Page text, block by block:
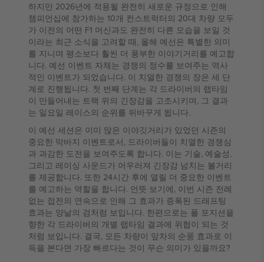
하지만 2026년에 적용될 완전히 새로운 규정으로 인해
챔피언십에 참가하는 10개 컨스트럭터의 20대 차량 모두
가 이전의 어떤 F1 머신과도 완전히 다른 모습을 보일 것
이라는 최근 소식을 고려할 때, 올해 예선은 특별한 의미
를 지니며 평소보다 훨씬 더 풍부한 이야기거리를 예고합
니다. 예선 이벤트 자체는 경쟁의 정수를 보여주는 역사
적인 이벤트가 되었습니다. 이 치열한 경쟁의 장은 세 단
계로 진행됩니다. 첫 번째 단계는 각 드라이버의 랩타임
이 만들어내는 트랙 위의 긴장감을 고조시키며, 그 결과
는 일요일 레이스의 순위를 뒤바꾸게 됩니다.
이 예선 세션은 이미 많은 이야깃거리가 있었던 시즌의
중요한 막바지 이벤트로서, 드라이버들이 치열한 경쟁심
과 과감한 도전을 보여주도록 합니다. 이는 기술, 예술성,
그리고 레이싱 사운드가 어우러져 긴장감 넘치는 볼거리
를 제공합니다. 또한 24시간 후에 열릴 더 중요한 이벤트
를 예고하는 역할을 합니다. 언뜻 보기에, 이번 시즌 전례
없는 접전의 연속으로 인해 그 효과가 증폭된 드래프팅
효과는 양날의 검처럼 보입니다. 한편으로는 폴 포지션을
향한 각 드라이버의 개별 랩타임 결과에 위협이 되는 것
처럼 보입니다. 결국, 모든 차량이 앞차의 순풍 효과로 이
득을 본다면 가장 빠르다는 것이 무슨 의미가 있을까요?